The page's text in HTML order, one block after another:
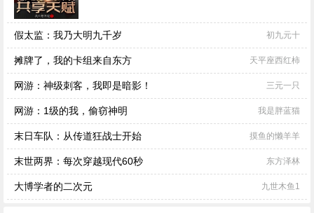
假太监：我乃大明九千岁 初九元十
摊牌了，我的卡组来自东方 天平座西红柿
网游：神级刺客，我即是暗影！ 三元一只
网游：1级的我，偷窃神明 我是胖蓝猫
末日车队：从传道狂战士开始 摸鱼的懒羊羊
末世两界：每次穿越现代60秒 东方泽林
大博学者的二次元 九世木鱼1